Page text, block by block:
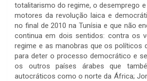
totalitarismo do regime, o desemprego
motores da revolução laica e
no final de 2010 na Tunísia e que não
continua em dois sentidos: contra os
regime e as manobras que os políticos
para deter o processo democrático e
os outros países árabes que
autocráticos como o norte da África;